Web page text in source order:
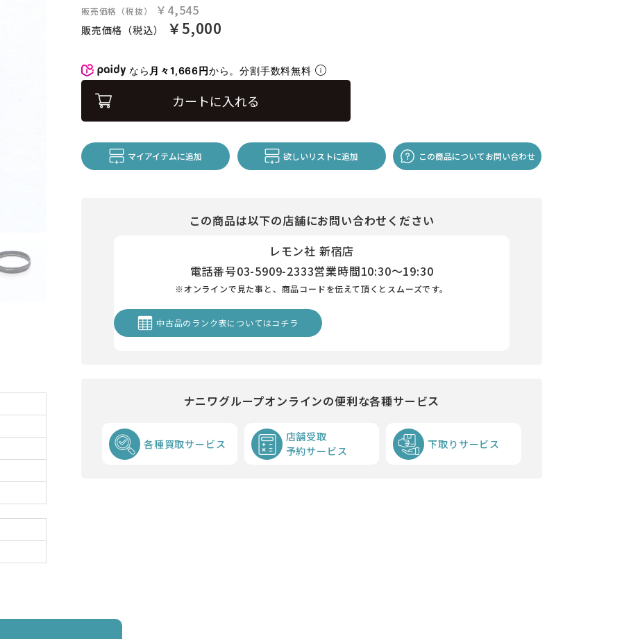
販売価格（税抜） ￥4,545
販売価格（税込） ￥5,000
なら 月々1,666円から。分割手数料無料
カートに入れる
マイアイテムに追加 欲しいリストに追加 この商品についてお問い合わせ
この商品は以下の店舗にお問い合わせください
レモン社 新宿店
電話番号03-5909-2333営業時間10:30～19:30
※オンラインで見た事と、商品コードを伝えて頂くとスムーズです。
中古品のランク表についてはコチラ
ナニワグループオンラインの便利な各種サービス
各種買取サービス
店舗受取
予約サービス
下取りサービス